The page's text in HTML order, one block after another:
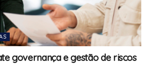
governança e gestão de riscos